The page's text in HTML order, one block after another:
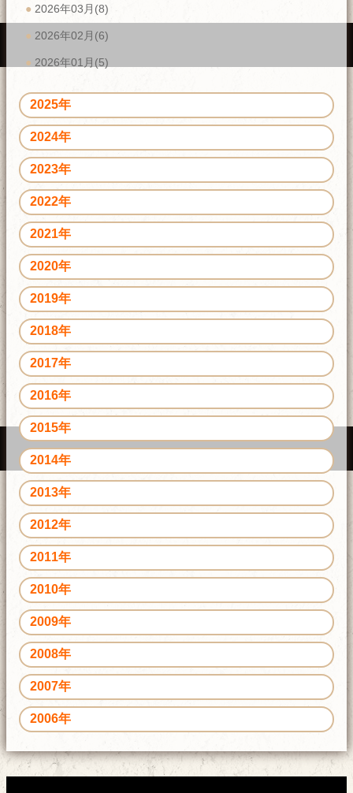
2026年03月(8)
2026年02月(6)
2026年01月(5)
2025年
2024年
2023年
2022年
2021年
2020年
2019年
2018年
2017年
2016年
2015年
2014年
2013年
2012年
2011年
2010年
2009年
2008年
2007年
2006年